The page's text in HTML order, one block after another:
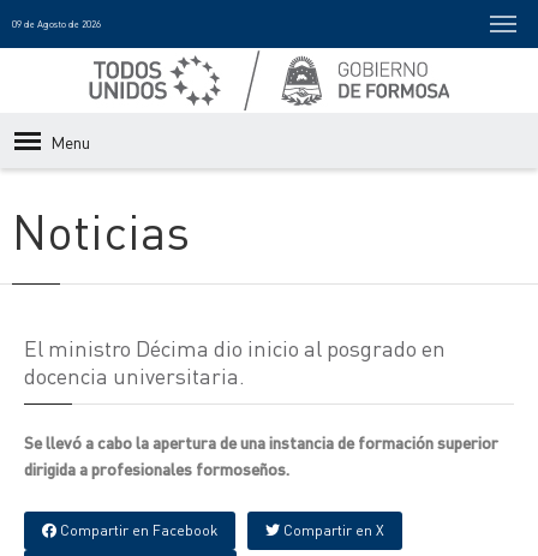
09 de Agosto de 2026
Menu
Noticias
El ministro Décima dio inicio al posgrado en
docencia universitaria.
Se llevó a cabo la apertura de una instancia de formación superior
dirigida a profesionales formoseños.
Compartir en Facebook Compartir en X